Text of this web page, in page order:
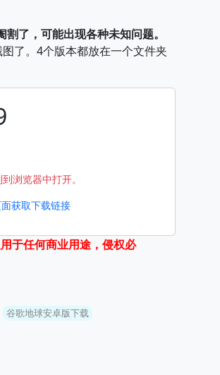
了，可能出现各种未知问题。
了。4个版本都放在一个文件夹
浏览器中打开。
获取下载链接
于任何商业用途，侵权必
谷歌地球安卓版下载